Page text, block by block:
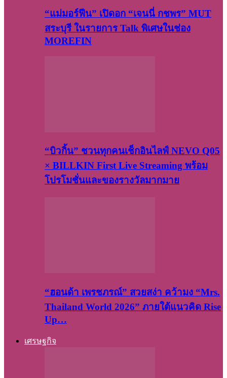
“แม่มอร์ฟีน” เปิดอก “เจนนี่ กชพร” MUT
สระบุรี ในรายการ Talk พิเศษในช่อง
MOREFIN
“บิวกิ้น” ชวนทุกคนเช็กอินไลฟ์ NEVO Q05
× BILLKIN First Live Streaming พร้อม
โปรโมชั่นและของรางวัลมากมาย
“ฮอนด้า เพรชภรณ์” สวยสง่า คว้ามง “Mrs.
Thailand World 2026” ภายใต้แนวคิด Rise
Up…
เศรษฐกิจ